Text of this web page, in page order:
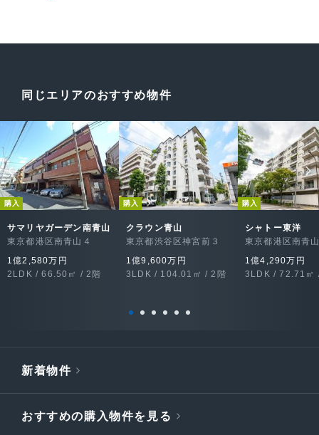
同じエリアのおすすめ物件
購入
サマリヤガーデン南青山
東京都港区南青山４
1億2,580万円
2LDK / 66.50㎡ / 2階
購入
クラウン青山
東京都渋谷区神宮前３
1億9,600万円
3LDK / 104.01㎡ / 2階
購入
シャトー東洋
東京都港区南青
1億4,290万円
3LDK / 72.71㎡
新着物件
おすすめの購入物件を見る